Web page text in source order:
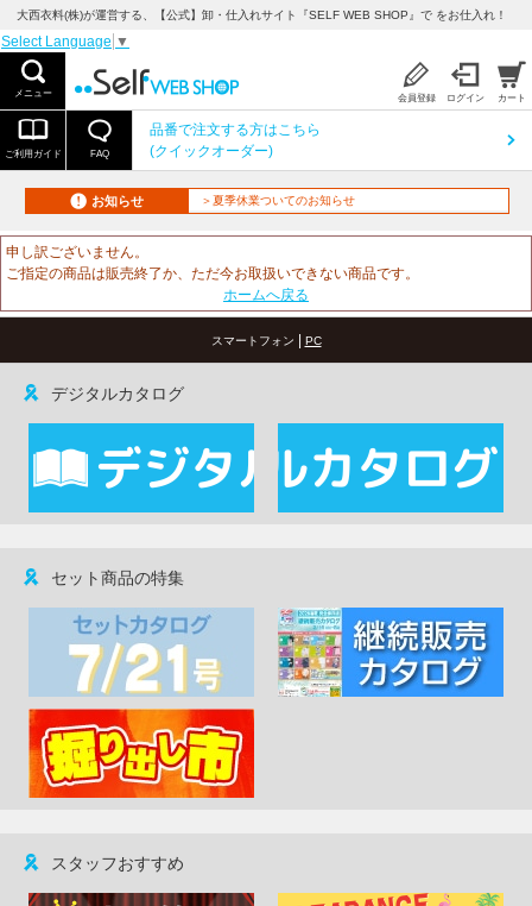
大西衣料(株)が運営する、【公式】卸・仕入れサイト『SELF WEB SHOP』で をお仕入れ！
Select Language ▼
メニュー 会員登録 ログイン カート
ご利用ガイド FAQ
品番で注文する方はこちら
(クイックオーダー)
お知らせ ＞夏季休業ついてのお知らせ
申し訳ございません。
ご指定の商品は販売終了か、ただ今お取扱いできない商品です。
ホームへ戻る
スマートフォン | PC
デジタルカタログ
セット商品の特集
スタッフおすすめ